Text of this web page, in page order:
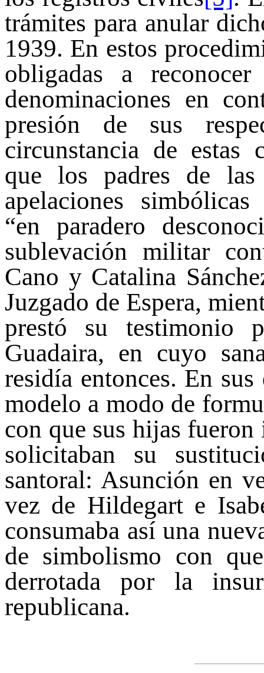
trámites para anular
1939. En estos
obligadas a
denominaciones en
presión de sus
circunstancia de estas
que los padres de las
apelaciones
“en paradero
sublevación militar
Cano y Catalina
Juzgado de Espera,
prestó su testimonio
Guadaira, en cuyo
residía entonces. En
modelo a modo de
con que sus hijas
solicitaban su
santoral: Asunción en
vez de Hildegart e
consumaba así una
de simbolismo con
derrotada por la
republicana.